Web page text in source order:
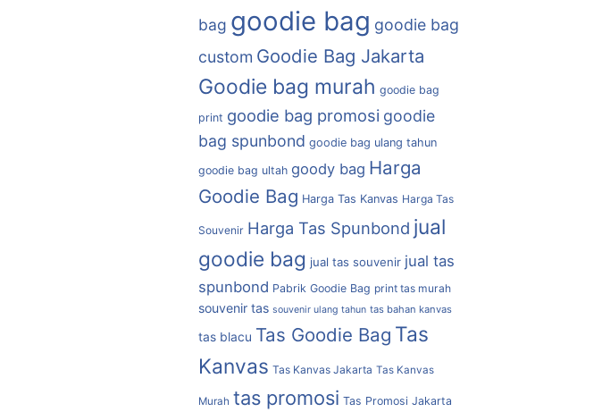
bag goodie bag goodie bag
custom Goodie Bag Jakarta
Goodie bag murah goodie bag
print goodie bag promosi goodie
bag spunbond goodie bag ulang tahun
goodie bag ultah goody bag Harga
Goodie Bag Harga Tas Kanvas Harga Tas
Souvenir Harga Tas Spunbond jual
goodie bag jual tas souvenir jual tas
spunbond Pabrik Goodie Bag print tas murah
souvenir tas souvenir ulang tahun tas bahan kanvas
tas blacu Tas Goodie Bag Tas
Kanvas Tas Kanvas Jakarta Tas Kanvas
Murah tas promosi Tas Promosi Jakarta